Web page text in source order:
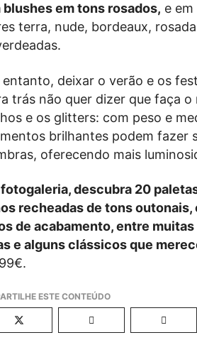
blushes em tons rosados, e
terra, nude, bordeaux,
entanto, deixar o verão e os
trás não quer dizer que faça o
e os glitters: com peso e
brilhantes podem fazer
oferecendo mais
fotogaleria, descubra 20
recheadas de tons outonais,
de acabamento, entre
e alguns clássicos que